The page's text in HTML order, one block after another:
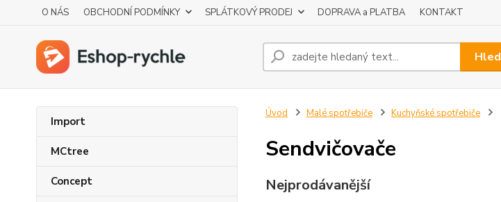
O NÁS OBCHODNÍ PODMÍNKY SPLÁTKOVÝ PRODEJ DOPRAVA a PLATBA KONTAKT
Import
MCtree
Concept
Úvod Malé spotřebiče Kuchyňské spotřebiče
Sendvičovače
Nejprodávanější